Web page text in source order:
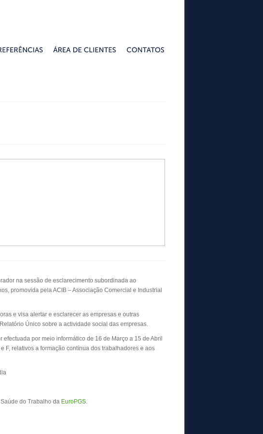
na sessão de esclarecimento subordinada ao
promovida pela ACIB – Associação Comercial e Industrial
e visa alertar e esclarecer as empresas e outras
Único sobre a actividade social das empresas.
por meio informático de 16 de Março a 15 de Abril
F, relativos a formação contínua dos trabalhadores e aos
do Trabalho da EuroPGS.